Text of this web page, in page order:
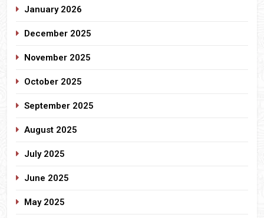
January 2026
December 2025
November 2025
October 2025
September 2025
August 2025
July 2025
June 2025
May 2025